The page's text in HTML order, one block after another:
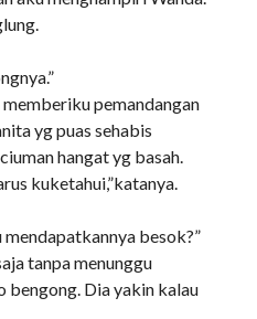
pemandangan
yg puas sehabis
hangat yg basah.
kuketahui,”katanya.
mendapatkannya besok?”
tanpa menunggu
bengong. Dia yakin kalau